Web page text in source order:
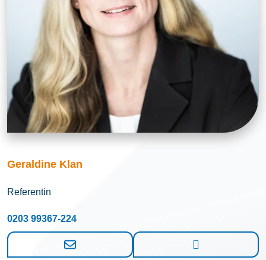
Geraldine Klan
Referentin
0203 99367-224